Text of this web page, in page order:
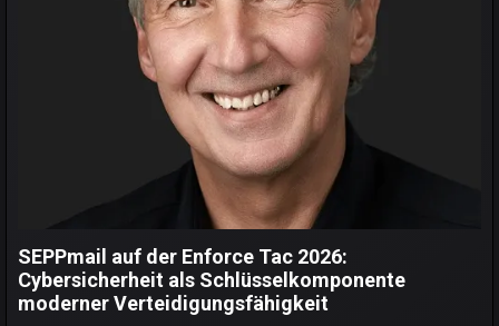
SEPPmail auf der Enforce Tac 2026:
Cybersicherheit als Schlüsselkomponente
moderner Verteidigungsfähigkeit